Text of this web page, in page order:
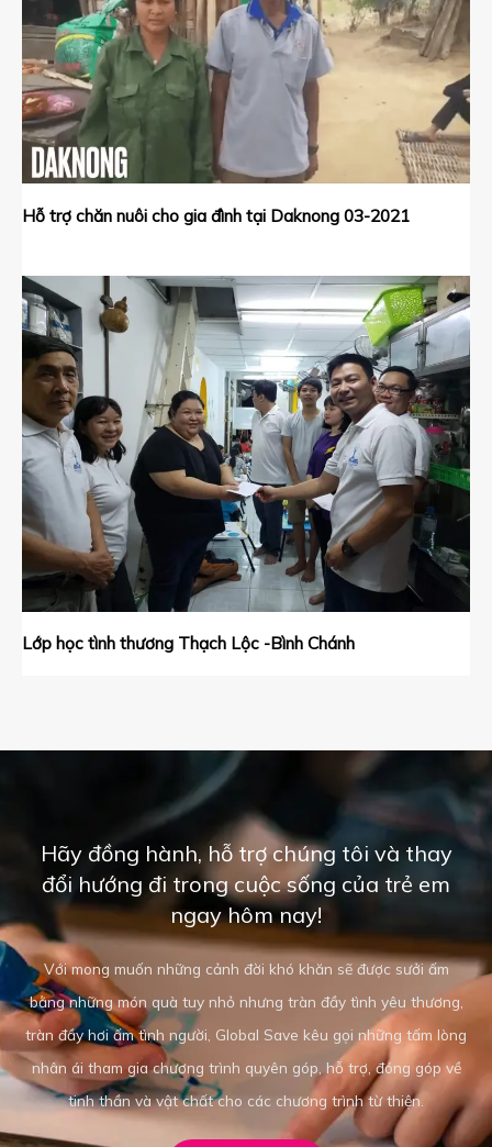
Hỗ trợ chăn nuôi cho gia đình tại Daknong 03-2021
Lớp học tình thương Thạch Lộc -Bình Chánh
Hãy đồng hành, hỗ trợ chúng tôi và thay
đổi hướng đi trong cuộc sống của trẻ em
ngay hôm nay!
Với mong muốn những cảnh đời khó khăn sẽ được sưởi ấm
bằng những món quà tuy nhỏ nhưng tràn đầy tình yêu thương,
tràn đầy hơi ấm tình người, Global Save kêu gọi những tấm lòng
nhân ái tham gia chương trình quyên góp, hỗ trợ, đóng góp về
tinh thần và vật chất cho các chương trình từ thiện.